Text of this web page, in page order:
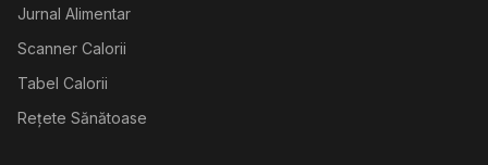
Jurnal Alimentar
Scanner Calorii
Tabel Calorii
Rețete Sănătoase